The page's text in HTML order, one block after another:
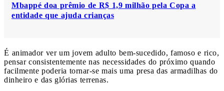
Mbappé doa prêmio de R$ 1,9 milhão pela Copa a
entidade que ajuda crianças
É animador ver um jovem adulto bem-sucedido, famoso e rico,
pensar consistentemente nas necessidades do próximo quando
facilmente poderia tornar-se mais uma presa das armadilhas do
dinheiro e das glórias terrenas.